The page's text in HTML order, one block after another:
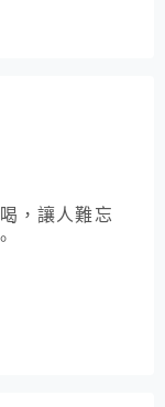
，讓人難忘